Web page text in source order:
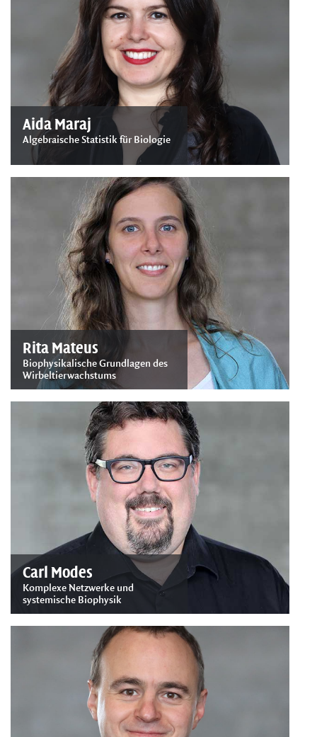
Aida Maraj
Algebraische Statistik für Biologie
Rita Mateus
Biophysikalische Grundlagen des
Wirbeltierwachstums
Carl Modes
Komplexe Netzwerke und
systemische Biophysik